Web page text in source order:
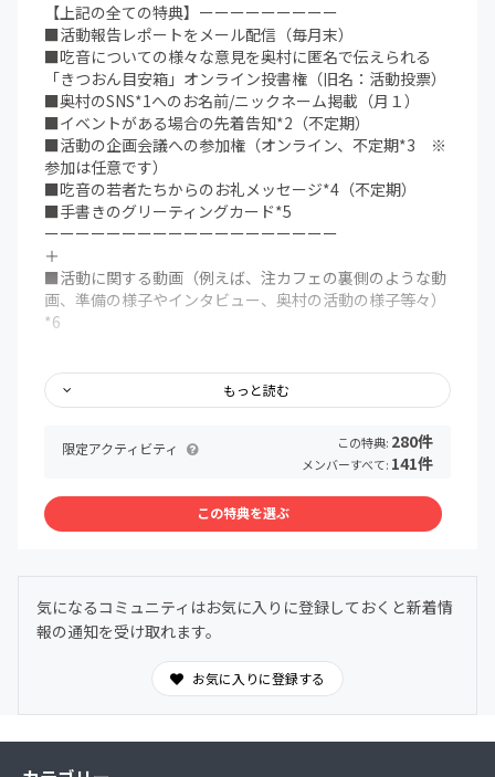
【上記の全ての特典】ーーーーーーーーー
■活動報告レポートをメール配信（毎月末）
■吃音についての様々な意見を奥村に匿名で伝えられる
「きつおん目安箱」オンライン投書権（旧名：活動投票）
■奥村のSNS*1へのお名前/ニックネーム掲載（月１）
■イベントがある場合の先着告知*2（不定期）
■活動の企画会議への参加権（オンライン、不定期*3 ※
参加は任意です）
■吃音の若者たちからのお礼メッセージ*4（不定期）
■手書きのグリーティングカード*5
ーーーーーーーーーーーーーーーーーーー
＋
■活動に関する動画（例えば、注カフェの裏側のような動
画、準備の様子やインタビュー、奥村の活動の様子等々）
*6
*1 X、Instagram
*1 お名前掲載をご希望の場合は必ず「備考欄」にお名前
orニックネームをご記入ください。
*2 イベントの先着告知スケジュールは公式LINEで配信、
メール・公式LINEで予約のご案内をします。
*2 学生中心の活動は開催日が土日になることが多いです。
*6 アクティビティ（このサイトのブログのようなもの）で
限定公開
もっと読む
限定アクティビティ この特典: 280件
メンバーすべて: 141件
この特典を選ぶ
気になるコミュニティはお気に入りに登録しておくと新着情
報の通知を受け取れます。
お気に入りに登録する